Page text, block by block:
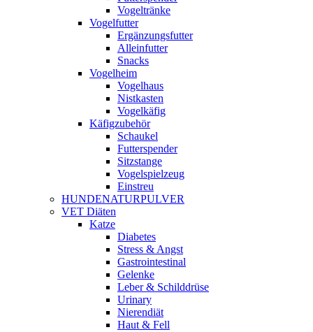
Vogeltränke
Vogelfutter
Ergänzungsfutter
Alleinfutter
Snacks
Vogelheim
Vogelhaus
Nistkasten
Vogelkäfig
Käfigzubehör
Schaukel
Futterspender
Sitzstange
Vogelspielzeug
Einstreu
HUNDENATURPULVER
VET Diäten
Katze
Diabetes
Stress & Angst
Gastrointestinal
Gelenke
Leber & Schilddrüse
Urinary
Nierendiät
Haut & Fell